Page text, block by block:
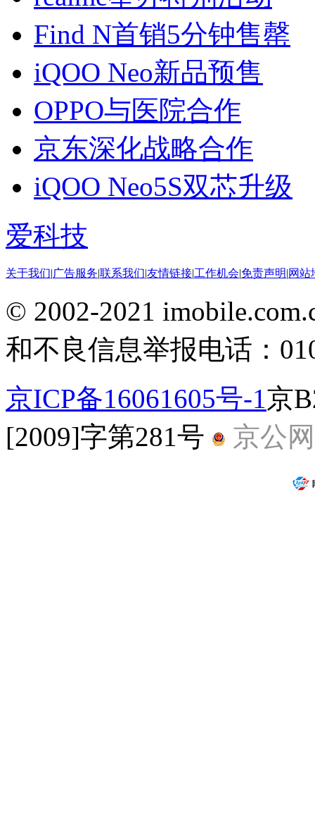
Find N首销5分钟售罄
iQOO Neo新品预售
OPPO与医院合作
京东深化战略合作
iQOO Neo5S双芯升级
爱科技
关于我们|广告服务|联系我们|友情链接|工作机会|免责声明|网站
© 2002-2021
和不良信息举报电话：
京ICP备16061605号-1 京
[2009]字第281号
京公